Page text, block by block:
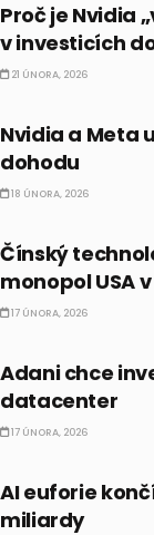
Proč je Nvidia
v investicích
21 ÚNORA, 2026
Nvidia a Meta
dohodu
18 ÚNORA, 2026
Čínský
monopol USA
17 ÚNORA, 2026
Adani chce
datacenter
17 ÚNORA, 2026
AI euforie
miliardy